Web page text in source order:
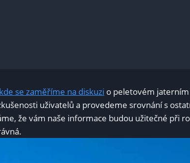
kde se zaměříme na diskuzi o peletovém
uživatelů a provedeme srovnání s​
že vám naše informace budou ‌užitečné při